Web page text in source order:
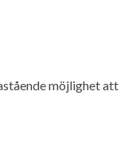
möjlighet att